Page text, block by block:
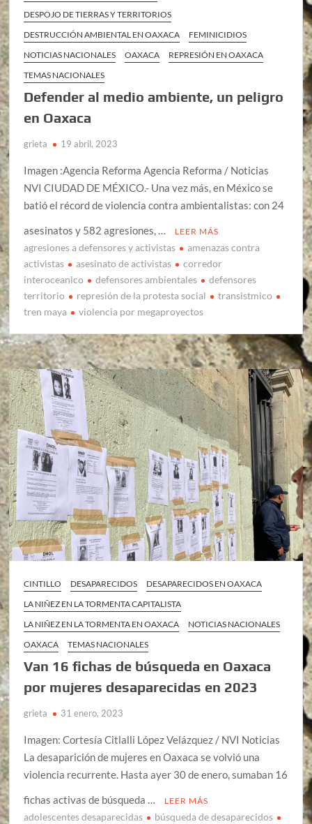
DESPOJO DE TIERRAS Y TERRITORIOS
DESTRUCCIÓN AMBIENTAL EN OAXACA
FEMINICIDIOS
NOTICIAS NACIONALES
OAXACA
REPRESIÓN EN OAXACA
TEMAS NACIONALES
Defender al medio ambiente, un peligro
en Oaxaca
grieta 19 abril, 2023
Imagen :Agencia Reforma Agencia Reforma / Noticias
NVI CIUDAD DE MÉXICO.- Una vez más, en México se
batió el récord de violencia contra ambientalistas: con 24
asesinatos y 582 agresiones, …
LEER MÁS
agresiones a defensores y activistas
amenazas contra
activistas
asesinato de activistas
corredor
interoceanico
defensores ambientales
defensores
territorio
represión de la protesta social
transistmico
tren maya
violencia por megaproyectos
CINTILLO DESAPARECIDOS
DESAPARECIDOS EN OAXACA
LA NIÑEZ EN LA TORMENTA CAPITALISTA
LA NIÑEZ EN LA TORMENTA EN OAXACA
NOTICIAS NACIONALES
OAXACA
TEMAS NACIONALES
Van 16 fichas de búsqueda en Oaxaca
por mujeres desaparecidas en 2023
grieta 31 enero, 2023
Imagen: Cortesía Citlalli López Velázquez / NVI Noticias
La desaparición de mujeres en Oaxaca se volvió una
violencia recurrente. Hasta ayer 30 de enero, sumaban 16
fichas activas de búsqueda …
LEER MÁS
adolescentes desaparecidas búsqueda de desaparecidos